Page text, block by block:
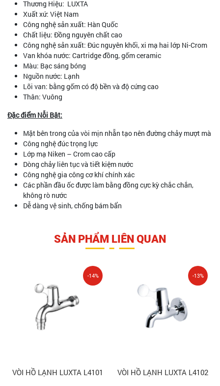
Thương Hiệu: LUXTA
Xuất xứ: Việt Nam
Công nghệ sản xuất: Hàn Quốc
Chất liệu: Đồng nguyên chất cao
Công nghệ sản xuất: Đúc nguyên khối, xi mạ hai lớp Ni-Crom
Van khóa nước: Cartridge đồng, gốm ceramic
Màu: Bạc sáng bóng
Nguồn nước: Lạnh
Lõi van: bằng gốm có độ bền và độ cứng cao
Thân: Vuông
Đặc điểm Nỗi Bật:
Mặt bên trong của vòi mịn nhẵn tạo nên đường chảy mượt mà
Công nghệ đúc trọng lực
Lớp mạ Niken – Crom cao cấp
Dòng chảy liên tục và tiết kiệm nước
Công nghệ gia công cơ khí chính xác
Các phần đầu ốc được làm bằng đồng cực kỳ chắc chắn,
không rò nước
Dễ dàng vệ sinh, chống bám bẩn
SẢN PHẨM LIÊN QUAN
VÒI HỒ LẠNH LUXTA L4101
-14%
VÒI HỒ LẠNH LUXTA L4102
-13%